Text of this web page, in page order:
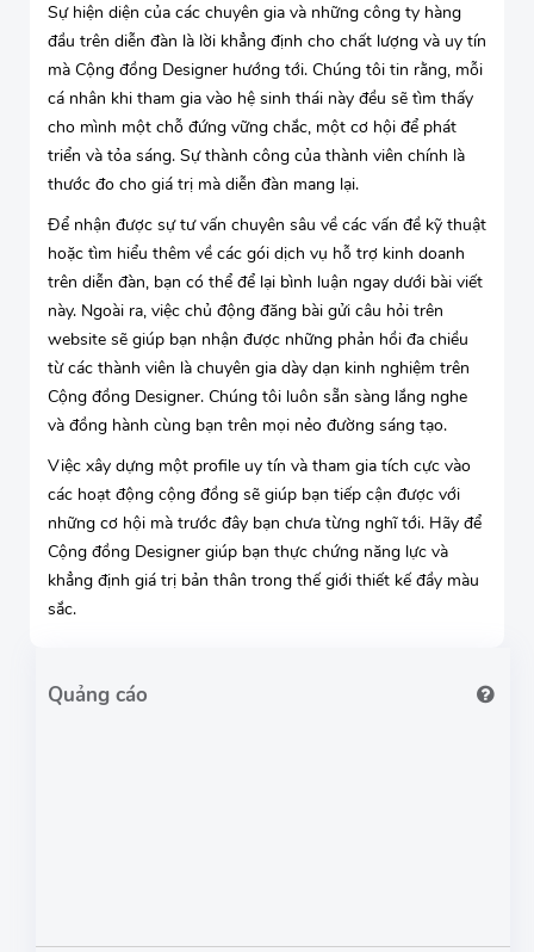
Sự hiện diện của các chuyên gia và những công ty hàng
đầu trên diễn đàn là lời khẳng định cho chất lượng và uy tín
mà Cộng đồng Designer hướng tới. Chúng tôi tin rằng, mỗi
cá nhân khi tham gia vào hệ sinh thái này đều sẽ tìm thấy
cho mình một chỗ đứng vững chắc, một cơ hội để phát
triển và tỏa sáng. Sự thành công của thành viên chính là
thước đo cho giá trị mà diễn đàn mang lại.
Để nhận được sự tư vấn chuyên sâu về các vấn đề kỹ thuật
hoặc tìm hiểu thêm về các gói dịch vụ hỗ trợ kinh doanh
trên diễn đàn, bạn có thể để lại bình luận ngay dưới bài viết
này. Ngoài ra, việc chủ động đăng bài gửi câu hỏi trên
website sẽ giúp bạn nhận được những phản hồi đa chiều
từ các thành viên là chuyên gia dày dạn kinh nghiệm trên
Cộng đồng Designer. Chúng tôi luôn sẵn sàng lắng nghe
và đồng hành cùng bạn trên mọi nẻo đường sáng tạo.
Việc xây dựng một profile uy tín và tham gia tích cực vào
các hoạt động cộng đồng sẽ giúp bạn tiếp cận được với
những cơ hội mà trước đây bạn chưa từng nghĩ tới. Hãy để
Cộng đồng Designer giúp bạn thực chứng năng lực và
khẳng định giá trị bản thân trong thế giới thiết kế đầy màu
sắc.